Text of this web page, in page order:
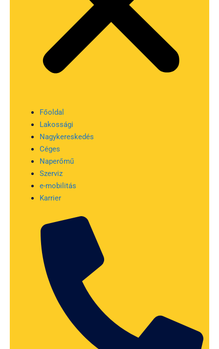
Főoldal
Lakossági
Nagykereskedés
Céges
Naperőmű
Szerviz
e-mobilitás
Karrier